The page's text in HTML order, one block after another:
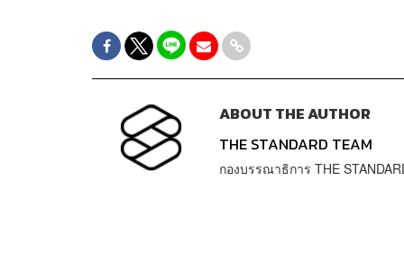
ABOUT THE AUTHOR
THE STANDARD TEAM
กองบรรณาธิการ THE